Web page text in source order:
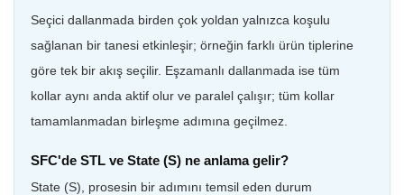
Seçici dallanmada birden çok yoldan yalnızca koşulu
sağlanan bir tanesi etkinleşir; örneğin farklı ürün tiplerine
göre tek bir akış seçilir. Eşzamanlı dallanmada ise tüm
kollar aynı anda aktif olur ve paralel çalışır; tüm kollar
tamamlanmadan birleşme adımına geçilmez.
SFC'de STL ve State (S) ne anlama gelir?
State (S), prosesin bir adımını temsil eden durum